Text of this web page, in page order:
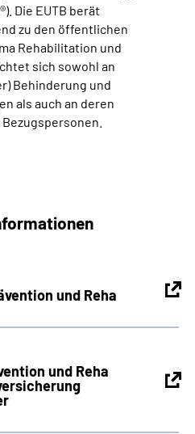
Die EUTB berät
zu den öffentlichen
Rehabilitation und
sich sowohl an
Behinderung und
als auch an deren
und Reha
und Reha